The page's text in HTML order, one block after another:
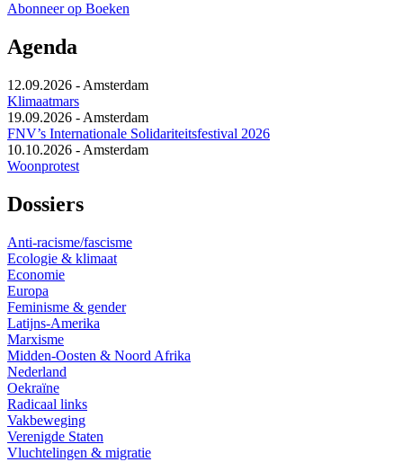
Abonneer op Boeken
Agenda
12.09.2026 - Amsterdam
Klimaatmars
19.09.2026 - Amsterdam
FNV’s Internationale Solidariteitsfestival 2026
10.10.2026 - Amsterdam
Woonprotest
Dossiers
Anti-racisme/fascisme
Ecologie & klimaat
Economie
Europa
Feminisme & gender
Latijns-Amerika
Marxisme
Midden-Oosten & Noord Afrika
Nederland
Oekraïne
Radicaal links
Vakbeweging
Verenigde Staten
Vluchtelingen & migratie